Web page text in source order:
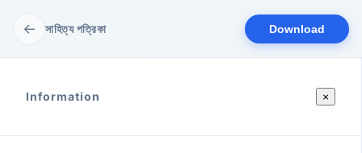
← সাহিত্য পত্রিকা Download
Information ×